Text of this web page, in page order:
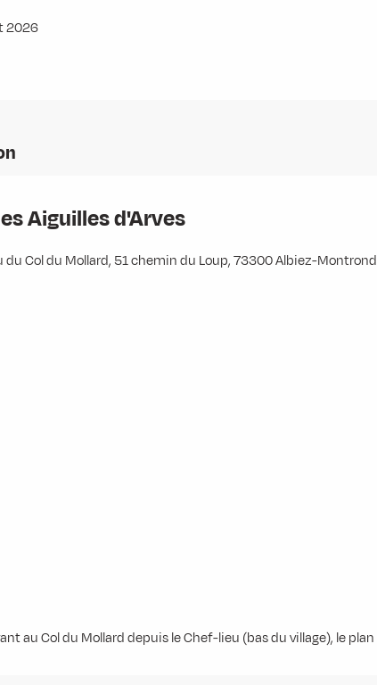
2026
Aiguilles d'Arves
du Col du Mollard, 51 chemin du Loup, 73300 Albiez-Montrond
au Col du Mollard depuis le Chef-lieu (bas du village), le